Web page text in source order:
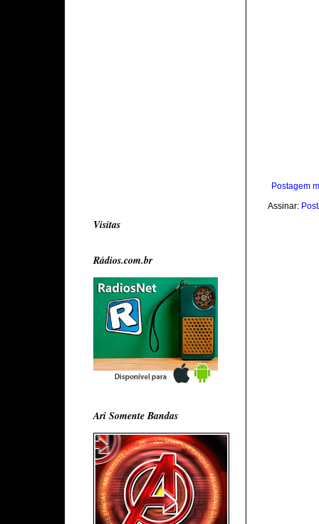
Postagem
Assinar:
Visitas
Rádios.com.br
Ari Somente Bandas